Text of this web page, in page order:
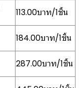
113.00บาท/1ชิ้น
184.00บาท/1ชิ้น
287.00บาท/1ชิ้น